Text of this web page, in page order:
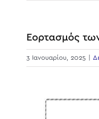
Εορτασμός
3 Ιανουαρίου, 2025
Larger
Image